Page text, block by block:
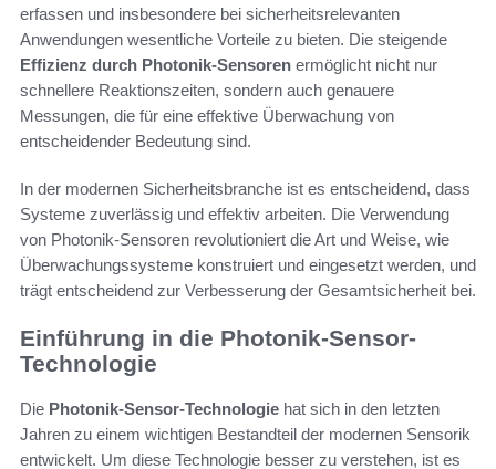
erfassen und insbesondere bei sicherheitsrelevanten
Anwendungen wesentliche Vorteile zu bieten. Die steigende
Effizienz durch Photonik-Sensoren ermöglicht nicht nur
schnellere Reaktionszeiten, sondern auch genauere
Messungen, die für eine effektive Überwachung von
entscheidender Bedeutung sind.
In der modernen Sicherheitsbranche ist es entscheidend, dass
Systeme zuverlässig und effektiv arbeiten. Die Verwendung
von Photonik-Sensoren revolutioniert die Art und Weise, wie
Überwachungssysteme konstruiert und eingesetzt werden, und
trägt entscheidend zur Verbesserung der Gesamtsicherheit bei.
Einführung in die Photonik-Sensor-
Technologie
Die Photonik-Sensor-Technologie hat sich in den letzten
Jahren zu einem wichtigen Bestandteil der modernen Sensorik
entwickelt. Um diese Technologie besser zu verstehen, ist es